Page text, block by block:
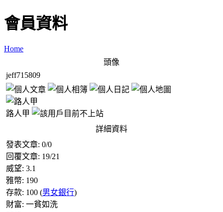
會員資料
Home
頭像
jeff715809
路人甲
詳細資料
發表文章: 0/0
回覆文章: 19/21
威望: 3.1
雅幣: 190
存款: 100 (男女銀行)
財富: 一貧如洗